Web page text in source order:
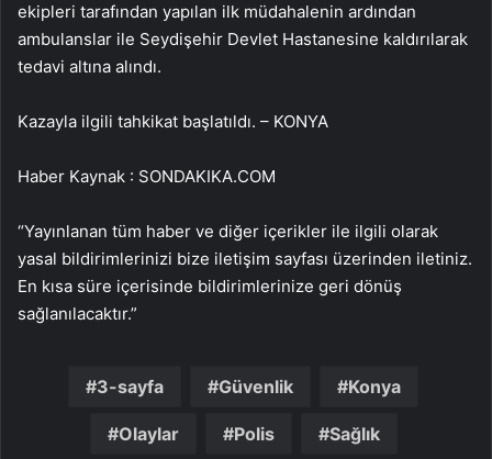
ekipleri tarafından yapılan ilk müdahalenin ardından
ambulanslar ile Seydişehir Devlet Hastanesine kaldırılarak
tedavi altına alındı.
Kazayla ilgili tahkikat başlatıldı. – KONYA
Haber Kaynak : SONDAKIKA.COM
“Yayınlanan tüm haber ve diğer içerikler ile ilgili olarak
yasal bildirimlerinizi bize iletişim sayfası üzerinden iletiniz.
En kısa süre içerisinde bildirimlerinize geri dönüş
sağlanılacaktır.”
3-sayfa Güvenlik Konya
Olaylar Polis Sağlık